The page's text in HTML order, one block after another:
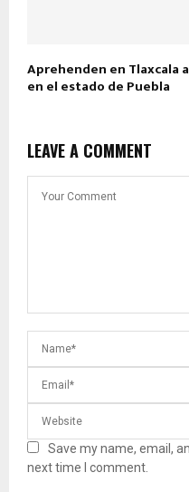
Aprehenden en Tlaxcala
en el estado de Puebla
LEAVE A COMMENT
Save my name, email,
next time I comment.